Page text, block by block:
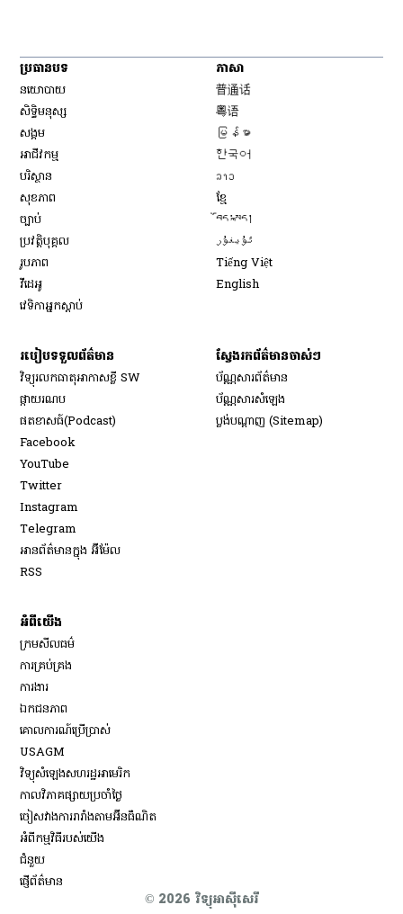
ប្រធានបទ
នយោបាយ
សិទ្ធិ​មនុស្ស
សង្គម
អាជីវកម្ម
បរិស្ថាន
សុខភាព
ច្បាប់
ប្រវត្តិបុគ្គល
រូបភាព
វីដេអូ
វេទិកា​អ្នក​ស្ដាប់
ភាសា
普通话
粤语
မြန်မာ
한국어
ລາວ
ខ្មែ
བོད་སྐད།
ئۇيغۇر
Tiếng Việt
English
របៀប​ទទួល​ព័ត៌មាន​
វិទ្យុ​រលក​ធាតុអាកាស​ខ្លី SW
​ផ្កាយ​រណប
​ផតខាសធ៍(Podcast)
Facebook
YouTube
Twitter
Instagram
Telegram
អានព័ត៌មានក្នុង អ៊ីម៉ែល
RSS
ស្វែងរកព័ត៌មានចាស់ៗ
ប័ណ្ណសារ​ព័ត៌មាន​
ប័ណ្ណសារ​សំឡេង
ប្លង់បណ្តាញ (Sitemap)
អំពីយើង
ក្រមសីលធម៌
ការគ្រប់គ្រង
ការងារ
ឯកជនភាព
គោលការណ៍ប្រើប្រាស់
USAGM
វិទ្យុសំឡេងសហរដ្ឋអាមេរិក
កាលវិភាគផ្សាយប្រចាំថ្ងៃ
ចៀសវាង​ការរារាំង​តាម​អ៊ីនធឺណិត
អំពីកម្មវិធីរបស់យើង
ជំនួយ
ផ្ញើព័ត៌មាន
© 2026 វិទ្យុអាស៊ីសេរី